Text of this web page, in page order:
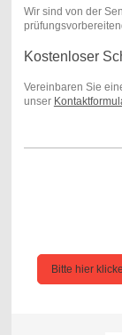
Wir sind von der
Kostenloser
Vereinbaren Sie
unser
Bitte hier